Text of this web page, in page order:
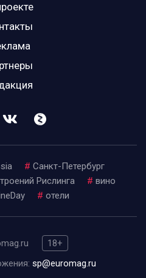
# Санкт-Петербург
Рислинга # вино
# отели
18+
sp@euromag.ru